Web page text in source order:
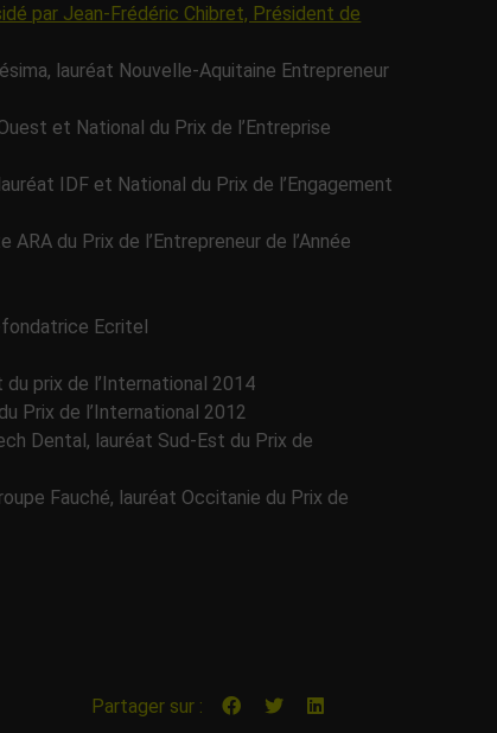
par Jean-Frédéric Chibret, Président de
lauréat Nouvelle-Aquitaine Entrepreneur
et National du Prix de l’Entreprise
IDF et National du Prix de l’Engagement
du Prix de l’Entrepreneur de l’Année
Ecritel
du prix de l’International 2014
Prix de l’International 2012
Dental, lauréat Sud-Est du Prix de
Fauché, lauréat Occitanie du Prix de
Partager sur :